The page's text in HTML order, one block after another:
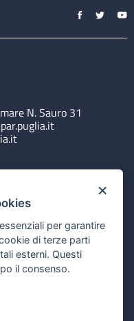
N. Sauro 31
×
per garantire
di terze parti
esterni. Questi
il consenso.